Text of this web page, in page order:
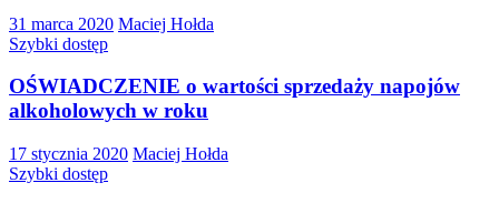
31 marca 2020 Maciej Hołda
Szybki dostęp
OŚWIADCZENIE o wartości sprzedaży napojów
alkoholowych w roku
17 stycznia 2020 Maciej Hołda
Szybki dostęp